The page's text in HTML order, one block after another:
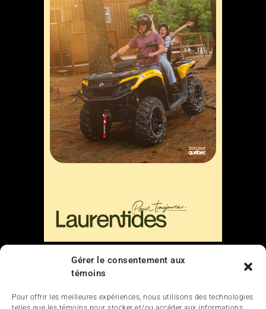
Gérer le consentement aux
témoins
Pour offrir les meilleures expériences, nous utilisons des technologies
Nous contacter